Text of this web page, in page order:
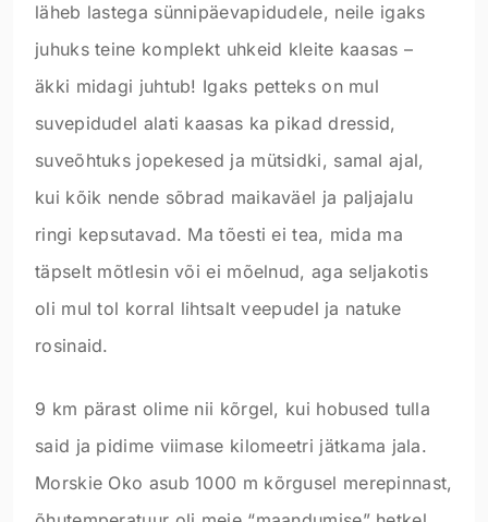
läheb lastega sünnipäevapidudele, neile igaks
juhuks teine komplekt uhkeid kleite kaasas –
äkki midagi juhtub! Igaks petteks on mul
suvepidudel alati kaasas ka pikad dressid,
suveõhtuks jopekesed ja mütsidki, samal ajal,
kui kõik nende sõbrad maikaväel ja paljajalu
ringi kepsutavad. Ma tõesti ei tea, mida ma
täpselt mõtlesin või ei mõelnud, aga seljakotis
oli mul tol korral lihtsalt veepudel ja natuke
rosinaid.
9 km pärast olime nii kõrgel, kui hobused tulla
said ja pidime viimase kilomeetri jätkama jala.
Morskie Oko asub 1000 m kõrgusel merepinnast,